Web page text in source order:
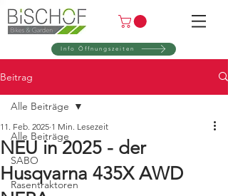
Info Öffnungszeiten
Beitrag
Alle Beiträge
SABO
Rasentraktoren
Alle Beiträge
NEU in 2025 - der
Husqvarna 435X AWD
11. Feb. 2025 1 Min. Lesezeit